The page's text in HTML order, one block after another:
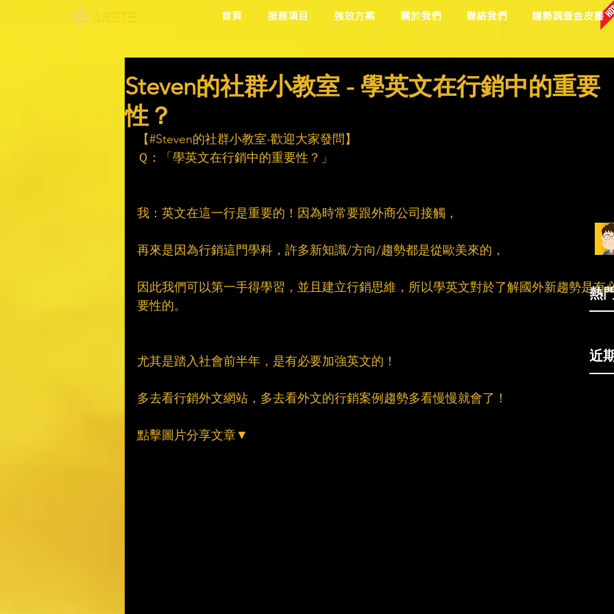
首頁 服務項目 強效方案 關於我們 聯絡我們 趨勢調查金皮書
Steven的社群小教室 - 學英文在行銷中的重要
性？
【#Steven的社群小教室-歡迎大家發問】
Ｑ：「學英文在行銷中的重要性？」
我：英文在這一行是重要的！因為時常要跟外商公司接觸，
再來是因為行銷這門學科，許多新知識/方向/趨勢都是從歐美來的，
因此我們可以第一手得學習，並且建立行銷思維，所以學英文對於了解國外新趨勢是有
要性的。
尤其是踏入社會前半年，是有必要加強英文的！
多去看行銷外文網站，多去看外文的行銷案例趨勢多看慢慢就會了！
點擊圖片分享文章▼
熱
近